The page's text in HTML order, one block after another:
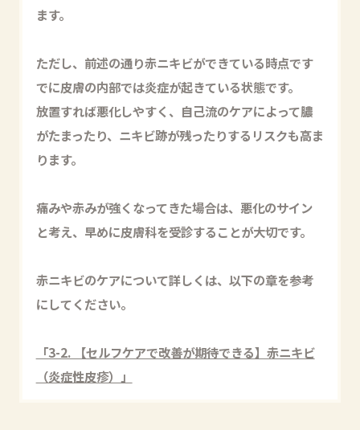
ます。
ただし、前述の通り赤ニキビができている時点です
でに皮膚の内部では炎症が起きている状態です。
放置すれば悪化しやすく、自己流のケアによって膿
がたまったり、ニキビ跡が残ったりするリスクも高ま
ります。
痛みや赤みが強くなってきた場合は、悪化のサイン
と考え、早めに皮膚科を受診することが大切です。
赤ニキビのケアについて詳しくは、以下の章を参考
にしてください。
「3-2. 【セルフケアで改善が期待できる】赤ニキビ
（炎症性皮疹）」